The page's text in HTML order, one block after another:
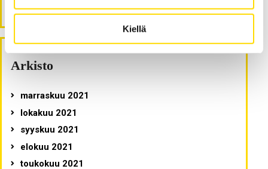
Kiellä
organisaatiomuutoksesta selviytymiseen
Arkisto
marraskuu 2021
lokakuu 2021
syyskuu 2021
elokuu 2021
toukokuu 2021